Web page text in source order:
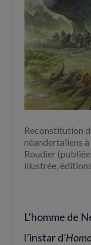
Reconstitution
néandertaliens
Roudier
illustrée,
L’homme de
l’instar d